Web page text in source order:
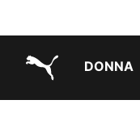
DONNA